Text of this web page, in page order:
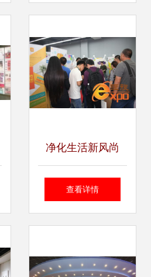
领行业新风尚
净化生活新风尚
2015第六届空气净
国贸会展中心
查看详情